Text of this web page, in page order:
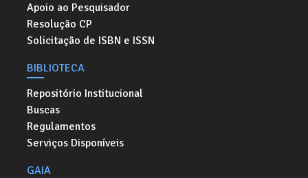
Apoio ao Pesquisador
Resolução CP
Solicitação de ISBN e ISSN
BIBLIOTECA
Repositório Institucional
Buscas
Regulamentos
Serviços Disponíveis
GAIA